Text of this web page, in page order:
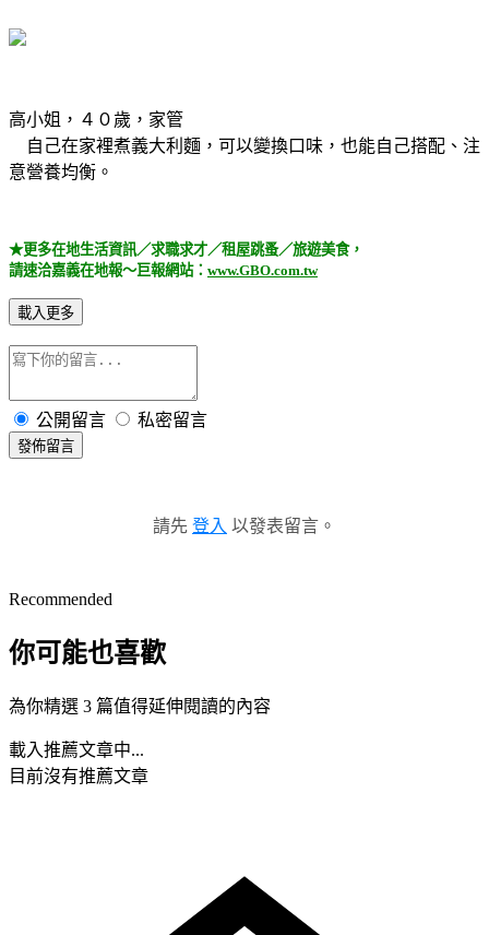
高小姐，４０歲，家管
自己在家裡煮義大利麵，可以變換口味，也能自己搭配、注
意營養均衡。
★更多在地生活資訊／求職求才／租屋跳蚤／旅遊美食，
請速洽嘉義在地報～巨報網站： www.GBO.com.tw
載入更多
公開留言 私密留言
發佈留言
請先 登入 以發表留言。
Recommended
你可能也喜歡
為你精選 3 篇值得延伸閱讀的內容
載入推薦文章中...
目前沒有推薦文章